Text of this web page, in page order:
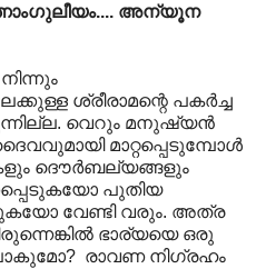
അന്യൂന
ശ്രീരാമന്റെ പകർച്ച
വെറും മനുഷ്യൻ
മാറ്റപ്പെടുമ്പോൾ
ദൌർബല്യങ്ങളും
പുതിയ
വേണ്ടി വരും. അത്ര
ഭാര്യയെ ഒരു
രാവണ നിഗ്രഹം